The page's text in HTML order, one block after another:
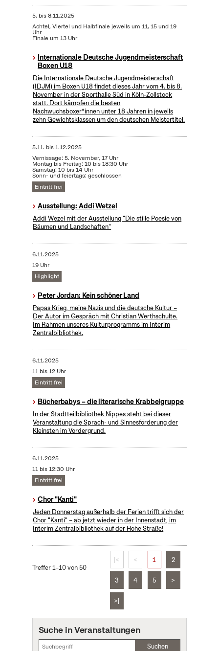
5. bis8.11.2025
Achtel, Viertel und Halbfinale jeweils um 11, 15 und 19
Uhr
Finale um 13 Uhr
Internationale Deutsche Jugendmeisterschaft
Boxen U18
Die Internationale Deutsche Jugendmeisterschaft
(IDJM) im Boxen U18 findet dieses Jahr vom 4. bis 8.
November in der Sporthalle Süd in Köln-Zollstock
statt. Dort kämpfen die besten
Nachwuchsboxer*innen unter 18 Jahren in jeweils
zehn Gewichtsklassen um den deutschen Meistertitel.
5.11. bis1.12.2025
Vernissage: 5. November, 17 Uhr
Montag bis Freitag: 10 bis 18:30 Uhr
Samstag: 10 bis 14 Uhr
Sonn- und feiertags: geschlossen
Eintritt frei
Ausstellung: Addi Wetzel
Addi Wezel mit der Ausstellung "Die stille Poesie von
Bäumen und Landschaften"
6.11.2025
19 Uhr
Highlight
Peter Jordan: Kein schöner Land
Papas Krieg, meine Nazis und die deutsche Kultur –
Der Autor im Gespräch mit Christian Werthschulte.
Im Rahmen unseres Kulturprogramms im Interim
Zentralbibliothek.
6.11.2025
11 bis 12 Uhr
Eintritt frei
Bücherbabys – die literarische Krabbelgruppe
In der Stadtteilbibliothek Nippes steht bei dieser
Veranstaltung die Sprach- und Sinnesförderung der
Kleinsten im Vordergrund.
6.11.2025
11 bis 12:30 Uhr
Eintritt frei
Chor "Kanti"
Jeden Donnerstag außerhalb der Ferien trifft sich der
Chor "Kanti" – ab jetzt wieder in der Innenstadt, im
Interim Zentralbibliothek auf der Hohe Straße!
Treffer 1–10 von 50
|< < 1 2
3 4 5 >
>|
Suche in Veranstaltungen
Suchen